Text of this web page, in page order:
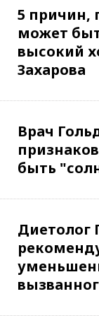
5 причин,
может
высокий
Захарова
Врач
быть
Диетолог